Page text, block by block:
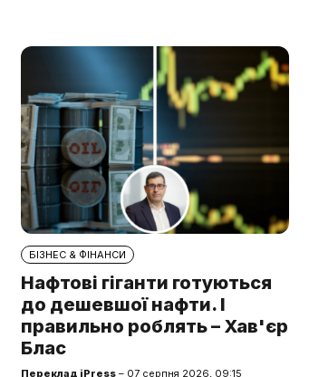
БІЗНЕС & ФІНАНСИ
Нафтові гіганти готуються
до дешевшої нафти. І
правильно роблять – Хав'єр
Блас
Переклад iPress – 07 серпня 2026, 09:15